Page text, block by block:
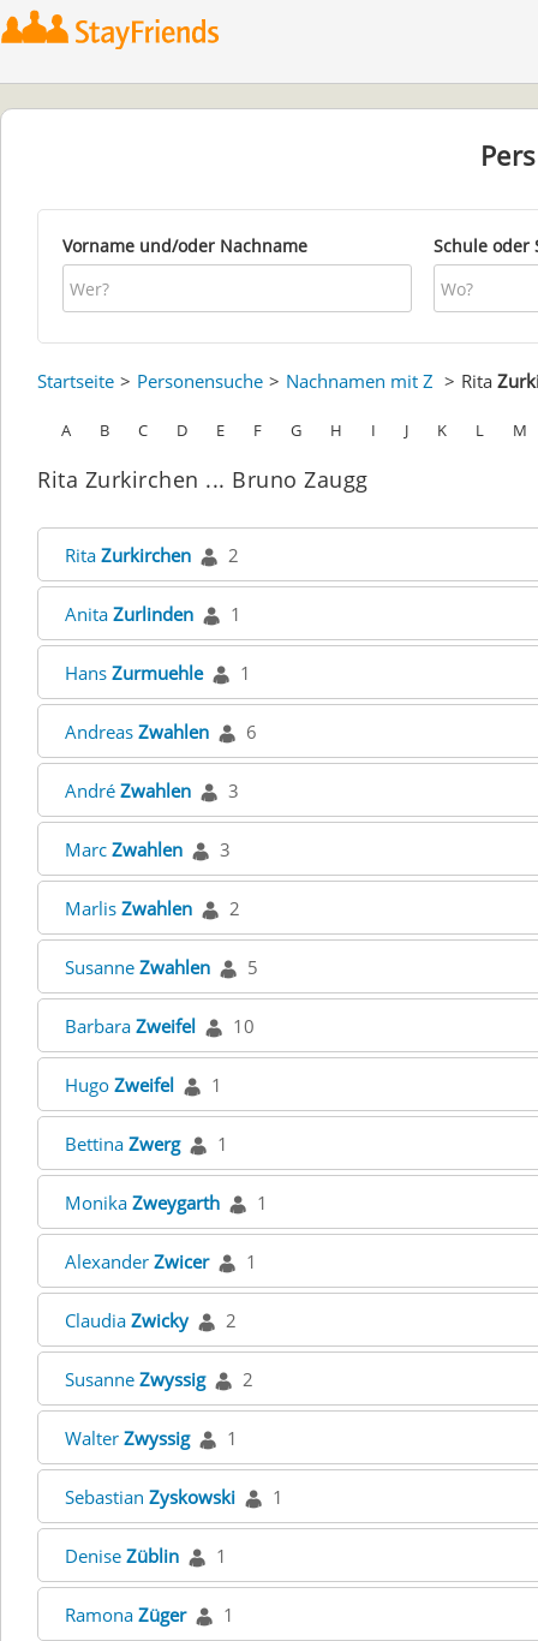
Vorname und/oder Nachname Schule oder
Startseite Personensuche Nachnamen mit Z Rita
A B C D E F G H I J K L M
Rita Zurkirchen ... Bruno Zaugg
Rita Zurkirchen 2
Anita Zurlinden 1
Hans Zurmuehle 1
Andreas Zwahlen 6
André Zwahlen 3
Marc Zwahlen 3
Marlis Zwahlen 2
Susanne Zwahlen 5
Barbara Zweifel 10
Hugo Zweifel 1
Bettina Zwerg 1
Monika Zweygarth 1
Alexander Zwicer 1
Claudia Zwicky 2
Susanne Zwyssig 2
Walter Zwyssig 1
Sebastian Zyskowski 1
Denise Züblin 1
Ramona Züger 1